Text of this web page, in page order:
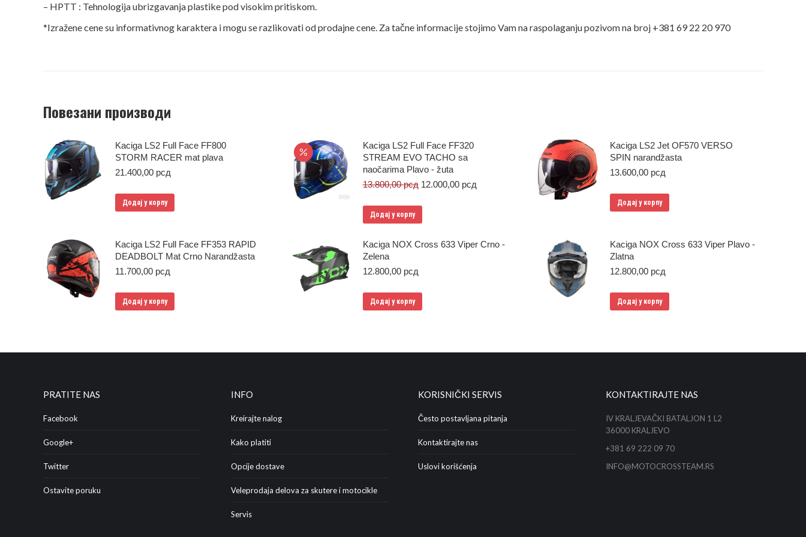
– HPTT : Tehnologija ubrizgavanja plastike pod visokim pritiskom.
*Izražene cene su informativnog karaktera i mogu se razlikovati od prodajne cene. Za tačne informacije stojimo Vam na raspolaganju pozivom na broj +381 69 22 20 970
Повезани производи
Kaciga LS2 Full Face FF800
STORM RACER mat plava
21.400,00 рсд
Додај у корпу
Kaciga LS2 Full Face FF320
STREAM EVO TACHO sa
naočarima Plavo - žuta
13.800,00рсд Оригинална
је
12.000,00 рсдТренутна
Додај у корпу
Kaciga LS2 Jet OF570 VERSO
SPIN narandžasta
13.600,00 рсд
Додај у корпу
Kaciga LS2 Full Face FF353 RAPID
DEADBOLT Mat Crno Narandžasta
11.700,00 рсд
Додај у корпу
Kaciga NOX Cross 633 Viper Crno -
Zelena
12.800,00 рсд
Додај у корпу
Kaciga NOX Cross 633 Viper Plavo -
Zlatna
12.800,00 рсд
Додај у корпу
PRATITE NAS
Facebook
Google+
Twitter
Ostavite poruku
INFO
Kreirajte nalog
Kako platiti
Opcije dostave
Veleprodaja delova za skutere i motocikle
Servis
KORISNIČKI SERVIS
Često postavljana pitanja
Kontaktirajte nas
Uslovi korišćenja
KONTAKTIRAJTE NAS
IV KRALJEVAČKI BATALJON 1 L2
36000 KRALJEVO
+381 69 222 09 70
INFO@MOTOCROSSTEAM.RS